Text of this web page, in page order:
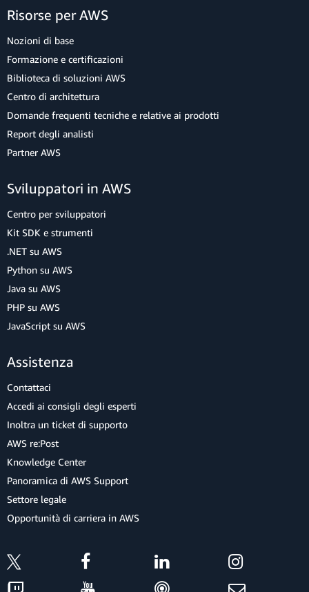
Risorse per AWS
Nozioni di base
Formazione e certificazioni
Biblioteca di soluzioni AWS
Centro di architettura
Domande frequenti tecniche e relative ai prodotti
Report degli analisti
Partner AWS
Sviluppatori in AWS
Centro per sviluppatori
Kit SDK e strumenti
.NET su AWS
Python su AWS
Java su AWS
PHP su AWS
JavaScript su AWS
Assistenza
Contattaci
Accedi ai consigli degli esperti
Inoltra un ticket di supporto
AWS re:Post
Knowledge Center
Panoramica di AWS Support
Settore legale
Opportunità di carriera in AWS